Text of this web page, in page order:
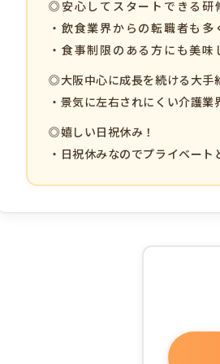
◎安心してスタートできる研
・飲食業界からの転職者も
・食事制限のある方にも美
◎大阪中心に成長を続ける大手
・景気に左右されにくい介護
◎嬉しい日祝休み！
・日祝休みなのでプライベー